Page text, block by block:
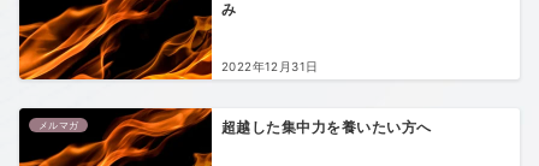
み
2022年12月31日
メルマガ 超越した集中力を養いたい方へ